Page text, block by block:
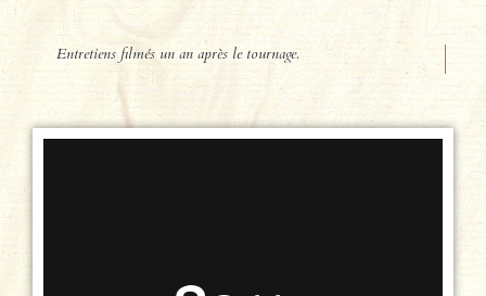
Entretiens filmés un an après le tournage.